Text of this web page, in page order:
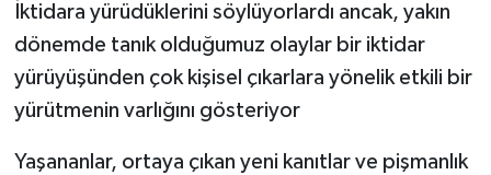
İktidara yürüdüklerini söylüyorlardı ancak, yakın
dönemde tanık olduğumuz olaylar bir iktidar
yürüyüşünden çok kişisel çıkarlara yönelik etkili bir
yürütmenin varlığını gösteriyor
Yaşananlar, ortaya çıkan yeni kanıtlar ve pişmanlık